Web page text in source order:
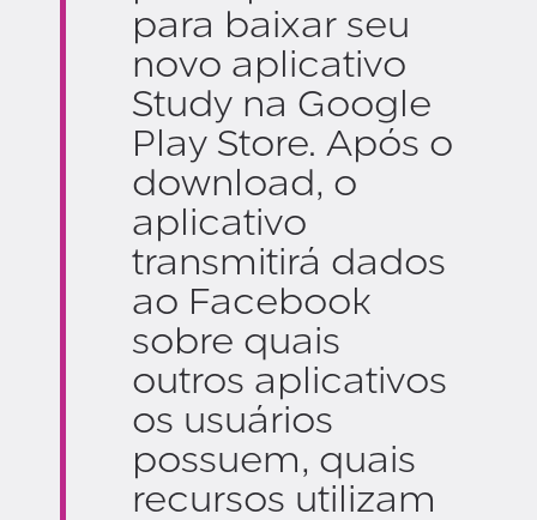
para baixar seu
novo aplicativo
Study na Google
Play Store. Após o
download, o
aplicativo
transmitirá dados
ao Facebook
sobre quais
outros aplicativos
os usuários
possuem, quais
recursos utilizam